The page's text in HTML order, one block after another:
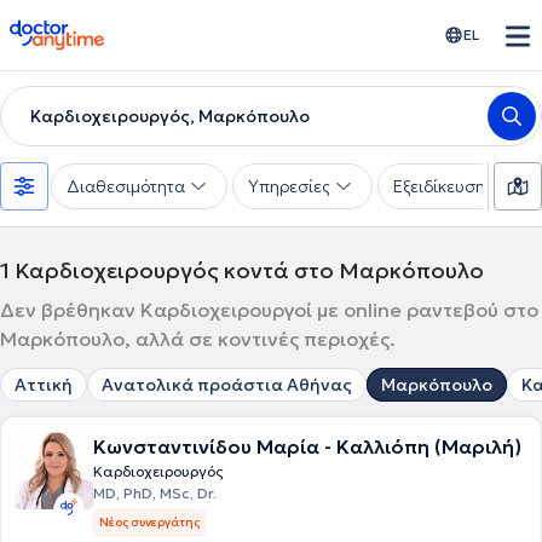
doctoranytime EL
Καρδιοχειρουργός, Μαρκόπουλο
Διαθεσιμότητα Υπηρεσίες Εξειδίκευση
1 Καρδιοχειρουργός κοντά στο Μαρκόπουλο
Δεν βρέθηκαν Καρδιοχειρουργοί με online ραντεβού στο
Μαρκόπουλο, αλλά σε κοντινές περιοχές.
Αττική Ανατολικά προάστια Αθήνας Μαρκόπουλο
Κωνσταντινίδου Μαρία - Καλλιόπη (Μαριλή)
Καρδιοχειρουργός
MD, PhD, MSc, Dr.
Νέος συνεργάτης